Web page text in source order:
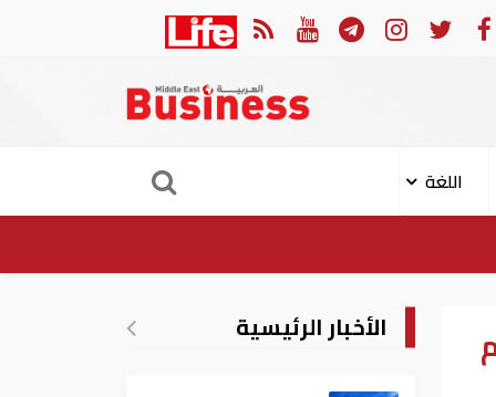
فتح مضيق هرمز مرهونة بقبول واشنطن الكامل لشروط طهران
اللغة
الأخبار الرئيسية